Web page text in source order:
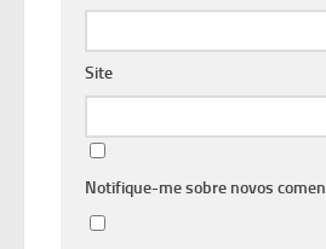
Site
Notifique-me sobre novos